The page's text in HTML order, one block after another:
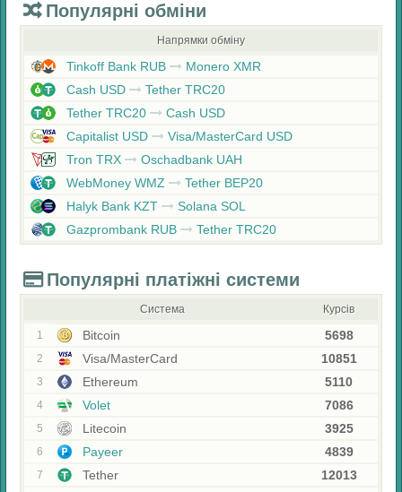
Популярні обміни
Напрямки обміну
Tinkoff Bank RUB
Monero XMR
Cash USD
Tether TRC20
Tether TRC20
Cash USD
Capitalist USD
Visa/MasterCard USD
Tron TRX
Oschadbank UAH
WebMoney WMZ
Tether BEP20
Halyk Bank KZT
Solana SOL
Gazprombank RUB
Tether TRC20
Популярні платіжні системи
Система Курсів
1 Bitcoin 5698
2 Visa/MasterCard 10851
3 Ethereum 5110
4 Volet 7086
5 Litecoin 3925
6 Payeer 4839
7 Tether
12013